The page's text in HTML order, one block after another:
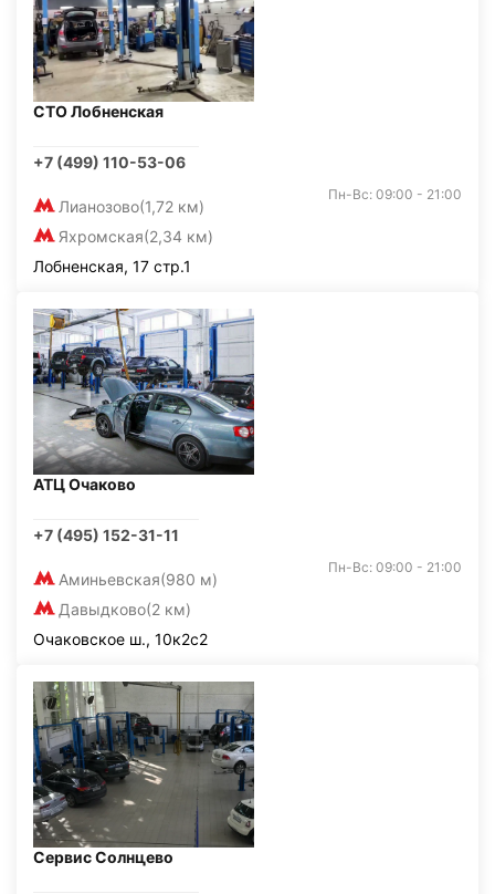
СТО Лобненская
+7 (499) 110-53-06
Лианозово(1,72 км)
Яхромская(2,34 км)
Пн-Вс: 09:00 - 21:00
Лобненская, 17 стр.1
АТЦ Очаково
+7 (495) 152-31-11
Аминьевская(980 м)
Давыдково(2 км)
Пн-Вс: 09:00 - 21:00
Очаковское ш., 10к2с2
Сервис Солнцево